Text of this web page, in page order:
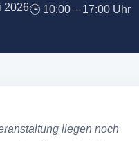
2026🕒 10:00 – 17:00 Uhr
liegen noch